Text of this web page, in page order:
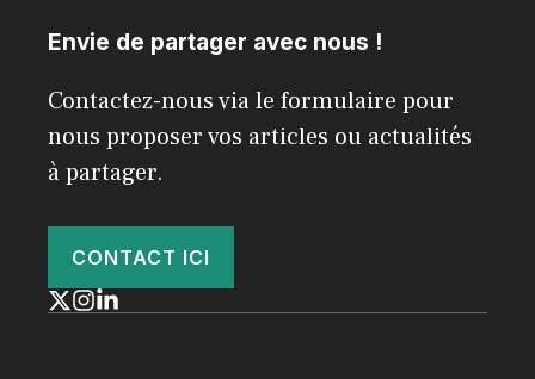
Envie de partager avec nous !
Contactez-nous via le formulaire pour
nous proposer vos articles ou actualités
à partager.
CONTACT ICI